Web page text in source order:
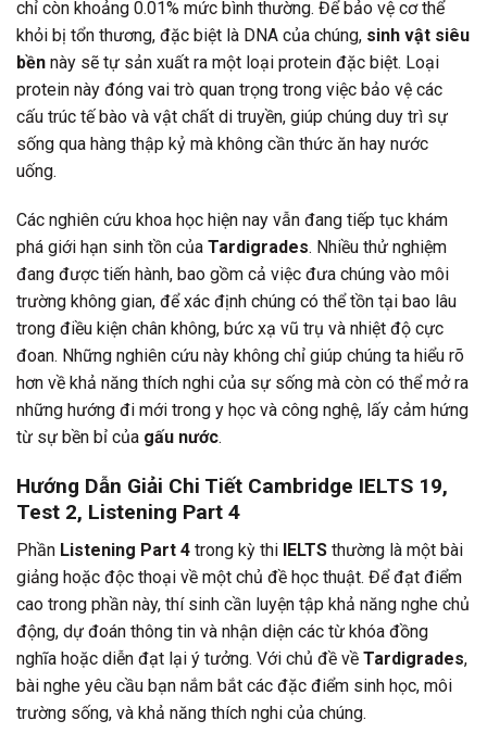
chỉ còn khoảng 0.01% mức bình thường. Để bảo vệ cơ thể
khỏi bị tổn thương, đặc biệt là DNA của chúng, sinh vật siêu
bền này sẽ tự sản xuất ra một loại protein đặc biệt. Loại
protein này đóng vai trò quan trọng trong việc bảo vệ các
cấu trúc tế bào và vật chất di truyền, giúp chúng duy trì sự
sống qua hàng thập kỷ mà không cần thức ăn hay nước
uống.
Các nghiên cứu khoa học hiện nay vẫn đang tiếp tục khám
phá giới hạn sinh tồn của Tardigrades. Nhiều thử nghiệm
đang được tiến hành, bao gồm cả việc đưa chúng vào môi
trường không gian, để xác định chúng có thể tồn tại bao lâu
trong điều kiện chân không, bức xạ vũ trụ và nhiệt độ cực
đoan. Những nghiên cứu này không chỉ giúp chúng ta hiểu rõ
hơn về khả năng thích nghi của sự sống mà còn có thể mở ra
những hướng đi mới trong y học và công nghệ, lấy cảm hứng
từ sự bền bỉ của gấu nước.
Hướng Dẫn Giải Chi Tiết Cambridge IELTS 19,
Test 2, Listening Part 4
Phần Listening Part 4 trong kỳ thi IELTS thường là một bài
giảng hoặc độc thoại về một chủ đề học thuật. Để đạt điểm
cao trong phần này, thí sinh cần luyện tập khả năng nghe chủ
động, dự đoán thông tin và nhận diện các từ khóa đồng
nghĩa hoặc diễn đạt lại ý tưởng. Với chủ đề về Tardigrades,
bài nghe yêu cầu bạn nắm bắt các đặc điểm sinh học, môi
trường sống, và khả năng thích nghi của chúng.